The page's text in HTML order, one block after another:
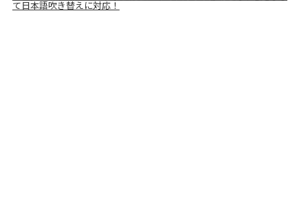
て日本語吹き替えに対応！